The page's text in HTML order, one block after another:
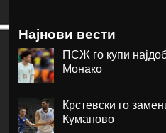
Најнови вести
ПСЖ го купи
Монако
Крстевски го
Куманово